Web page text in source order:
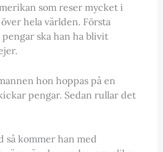
som reser mycket i
hela världen. Första
ska han ha blivit
hon hoppas på en
pengar. Sedan rullar det
så kommer han med